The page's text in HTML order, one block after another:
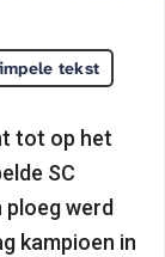
tekst
tot op het
SC
ploeg werd
kampioen in